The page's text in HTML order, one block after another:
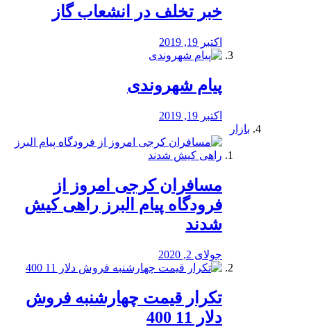
خبر تخلف در انشعاب گاز
اکتبر 19, 2019
پیام شهروندی
اکتبر 19, 2019
بازار
مسافران کرجی امروز از
فرودگاه پیام البرز راهی کیش
شدند
جولای 2, 2020
تکرار قیمت چهارشنبه فروش
دلار 11 400